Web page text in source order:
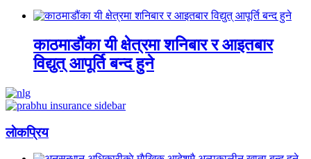
काठमाडौंका यी क्षेत्रमा शनिबार र आइतबार
विद्युत् आपूर्ति बन्द हुने
लाेकप्रिय